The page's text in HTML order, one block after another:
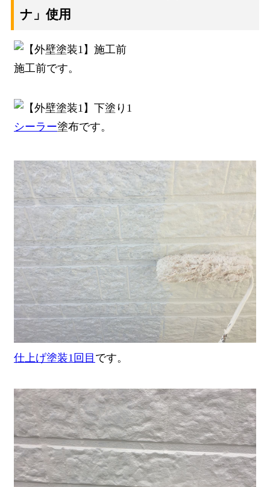
ナ」使用
施工前です。
シーラー塗布です。
仕上げ塗装1回目 です。